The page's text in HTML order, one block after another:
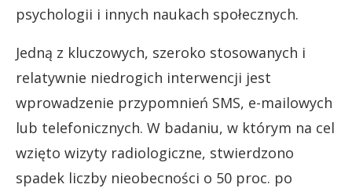
psychologii i innych naukach społecznych.
Jedną z kluczowych, szeroko stosowanych i
relatywnie niedrogich interwencji jest
wprowadzenie przypomnień SMS, e-mailowych
lub telefonicznych. W badaniu, w którym na cel
wzięto wizyty radiologiczne, stwierdzono
spadek liczby nieobecności o 50 proc. po